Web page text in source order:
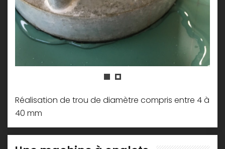
Réalisation de trou de diamètre compris entre 4 à
40 mm